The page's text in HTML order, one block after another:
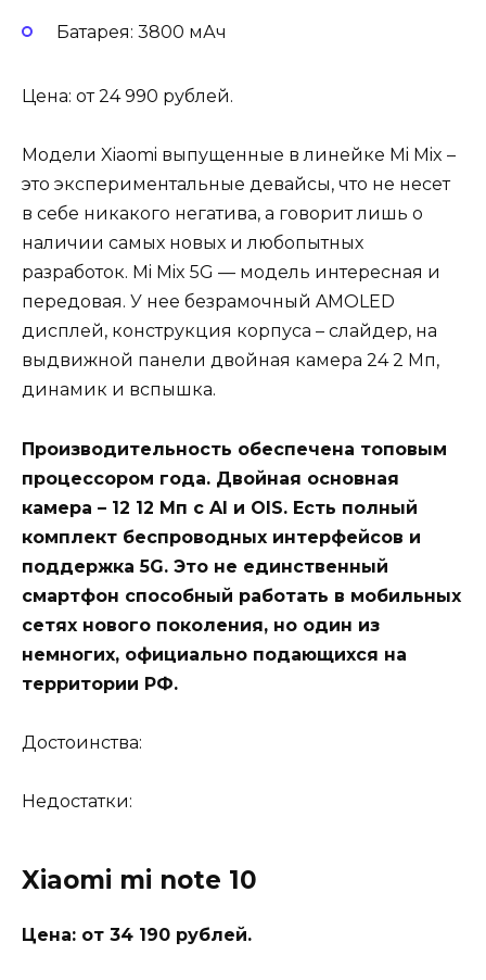
Батарея: 3800 мАч
Цена: от 24 990 рублей.
Модели Xiaomi выпущенные в линейке Mi Mix –
это экспериментальные девайсы, что не несет
в себе никакого негатива, а говорит лишь о
наличии самых новых и любопытных
разработок. Mi Mix 5G — модель интересная и
передовая. У нее безрамочный AMOLED
дисплей, конструкция корпуса – слайдер, на
выдвижной панели двойная камера 24 2 Мп,
динамик и вспышка.
Производительность обеспечена топовым
процессором года. Двойная основная
камера – 12 12 Мп с AI и OIS. Есть полный
комплект беспроводных интерфейсов и
поддержка 5G. Это не единственный
смартфон способный работать в мобильных
сетях нового поколения, но один из
немногих, официально подающихся на
территории РФ.
Достоинства:
Недостатки:
Xiaomi mi note 10
Цена: от 34 190 рублей.